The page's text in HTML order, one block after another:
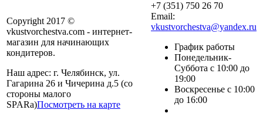
Copyright 2017 ©
vkustvorchestva.com - интернет-
магазин для начинающих
кондитеров.
Наш адрес: г. Челябинск, ул.
Гагарина 26 и Чичерина д.5 (со
стороны малого
SPARa)Посмотреть на карте
+7 (351) 750 26 70
Email:
vkustvorchestva@yandex.ru
График работы
Понедельник-
Суббота с 10:00 до
19:00
Воскресенье с 10:00
до 16:00